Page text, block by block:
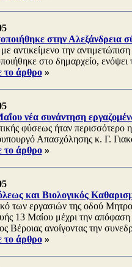
στην Αλεξάνδρεια
αντικείμενο την
στο δημαρχείο,
το άρθρο»
νέα συνάντηση
φύσεως ήταν
Απασχόλησης κ. Γ.
το άρθρο»
και Βιολογικός
των εργασιών της οδού
13 Μαίου μέχρι την απόφαση
Βέροιας ανοίγοντας την
το άρθρο»